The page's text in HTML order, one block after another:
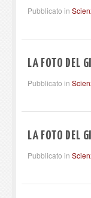
Pubblicato in
LA FOTO DEL
Pubblicato in
LA FOTO DEL
Pubblicato in